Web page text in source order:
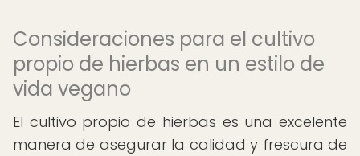
Consideraciones para el cultivo
propio de hierbas en un estilo de
vida vegano
El cultivo propio de hierbas es una excelente
manera de asegurar la calidad y frescura de